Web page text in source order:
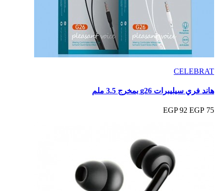
CELEBRAT
هاند فري سيليبرات g26 بمخرج 3.5 ملم
75 EGP
92 EGP